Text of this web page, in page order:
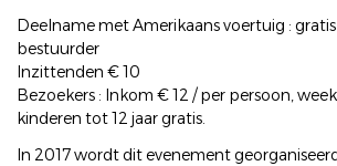
Deelname met Amerikaans voertuig :
bestuurder
Inzittenden € 10
Bezoekers : Inkom € 12 / per persoon,
kinderen tot 12 jaar gratis.
In 2017 wordt dit evenement